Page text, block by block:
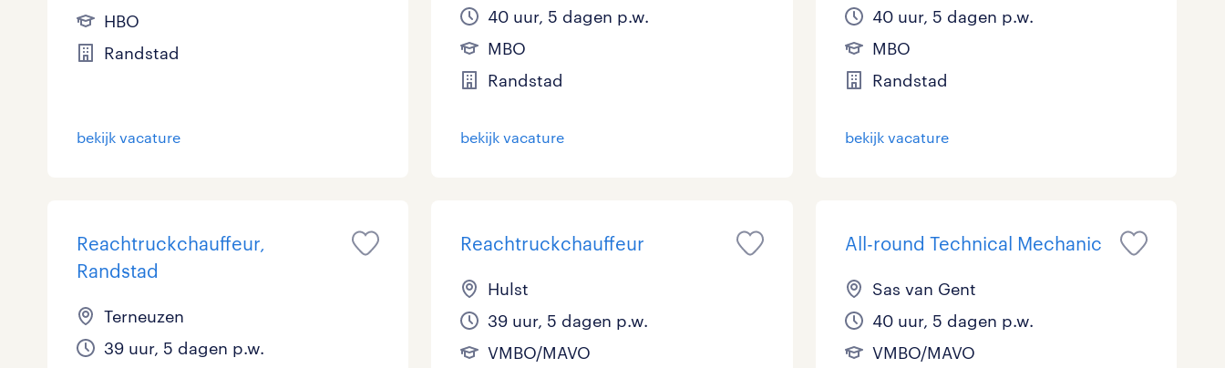
HBO
Randstad
bekijk vacature
40 uur, 5 dagen p.w.
MBO
Randstad
bekijk vacature
40 uur, 5 dagen p.w.
MBO
Randstad
bekijk vacature
Reachtruckchauffeur,
Randstad
Terneuzen
39 uur, 5 dagen p.w.
Reachtruckchauffeur
Hulst
39 uur, 5 dagen p.w.
VMBO/MAVO
All-round Technical Mechanic
Sas van Gent
40 uur, 5 dagen p.w.
VMBO/MAVO